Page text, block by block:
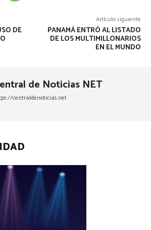
DE
Artículo siguiente
PANAMÁ ENTRÓ AL LISTADO
DE LOS MULTIMILLONARIOS
EN EL MUNDO
de Noticias NET
centraldenoticias.net